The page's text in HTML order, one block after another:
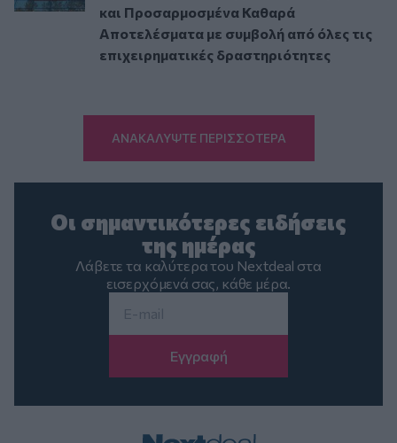
και Προσαρμοσμένα Καθαρά
Αποτελέσματα με συμβολή από όλες τις
επιχειρηματικές δραστηριότητες
ΑΝΑΚΑΛΥΨΤΕ ΠΕΡΙΣΣΟΤΕΡΑ
Οι σημαντικότερες ειδήσεις
της ημέρας
Λάβετε τα καλύτερα του Nextdeal στα
εισερχόμενά σας, κάθε μέρα.